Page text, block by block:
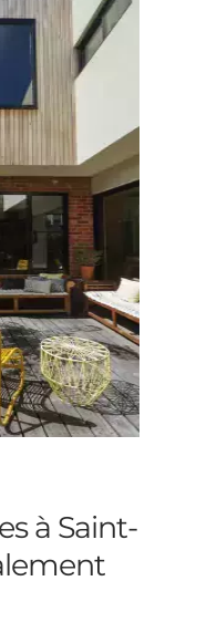
à Saint-